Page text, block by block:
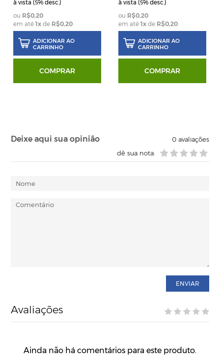
à vista (5% desc.)
R$0,20
em até1x de R$0,20
ADICIONAR AO
CARRINHO
COMPRAR
à vista (5% desc.)
R$0,20
em até1x de R$0,20
ADICIONAR AO
CARRINHO
COMPRAR
Deixe aqui sua opinião 0avaliações
dê sua nota:
ENVIAR
Avaliações
Ainda não há comentários para este produto.